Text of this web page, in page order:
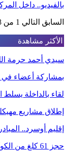
بالفيديو.. داخل
السابق التالي 1 من 118
الأكثر مشاهدة
سيدي أحمد حرمة
بمشاركة أعضاء في
لقاء بالداخلة
إطلاق مشاريع
إقليم أوسرد..
حجز 61 كلغ من الكوكايين بالكركارات و توقيف شخصين.